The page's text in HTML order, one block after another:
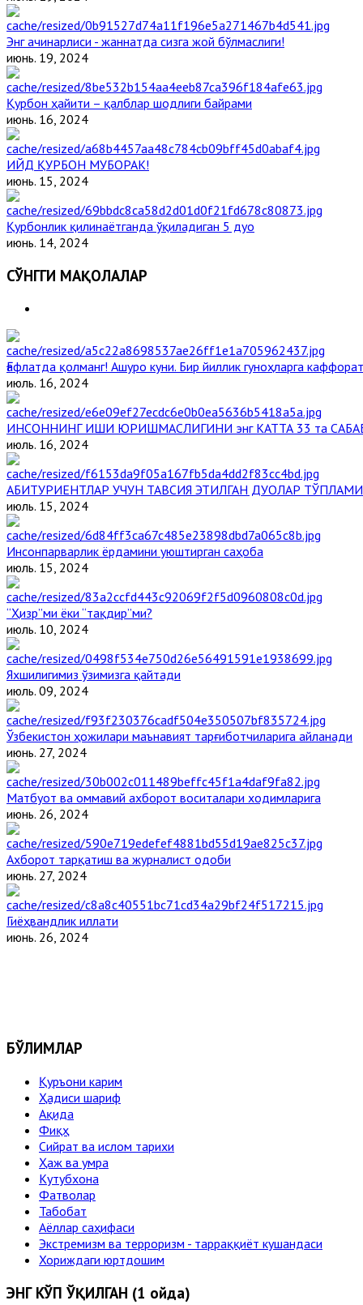
Энг ачинарлиси - жаннатда сизга жой бўлмаслиги!
июнь. 19, 2024
Қурбон ҳайити – қалблар шодлиги байрами
июнь. 16, 2024
ИЙД ҚУРБОН МУБОРАК!
июнь. 15, 2024
Қурбонлик қилинаётганда ўқиладиган 5 дуо
июнь. 14, 2024
СЎНГГИ МАҚОЛАЛАР
Ғафлатда қолманг! Ашуро куни. Бир йиллик гуноҳларга
июль. 16, 2024
ИНСОННИНГ ИШИ ЮРИШМАСЛИГИНИ энг КАТТА 33 та
июль. 16, 2024
АБИТУРИЕНТЛАР УЧУН ТАВСИЯ ЭТИЛГАН ДУОЛАР ТЎПЛАМИ
июль. 15, 2024
Инсонпарварлик ёрдамини уюштирган саҳоба
июль. 15, 2024
“Ҳизр”ми ёки “тақдир”ми?
июль. 10, 2024
Яхшилигимиз ўзимизга қайтади
июль. 09, 2024
Ўзбекистон ҳожилари маънавият тарғиботчиларига айланади
июнь. 27, 2024
Матбуот ва оммавий ахборот воситалари ходимларига
июнь. 26, 2024
Ахборот тарқатиш ва журналист одоби
июнь. 27, 2024
Гиёҳвандлик иллати
июнь. 26, 2024
БЎЛИМЛАР
Қуръони карим
Ҳадиси шариф
Ақида
Фиқҳ
Сийрат ва ислом тарихи
Ҳаж ва умра
Кутубхона
Фатволар
Табобат
Аёллар саҳифаси
Экстремизм ва терроризм - тарраққиёт кушандаси
Хориждаги юртдошим
ЭНГ КЎП ЎҚИЛГАН (1 ойда)